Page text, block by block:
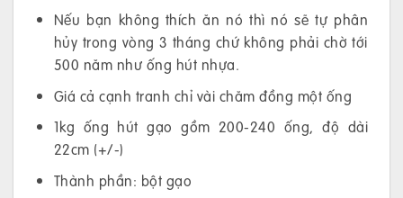
Nếu bạn không thích ăn nó thì nó sẽ tự phân
hủy trong vòng 3 tháng chứ không phải chờ tới
500 năm như ống hút nhựa.
Giá cả cạnh tranh chỉ vài chăm đồng một ống
1kg ống hút gạo gồm 200-240 ống, độ dài
22cm (+/-)
Thành phần: bột gạo